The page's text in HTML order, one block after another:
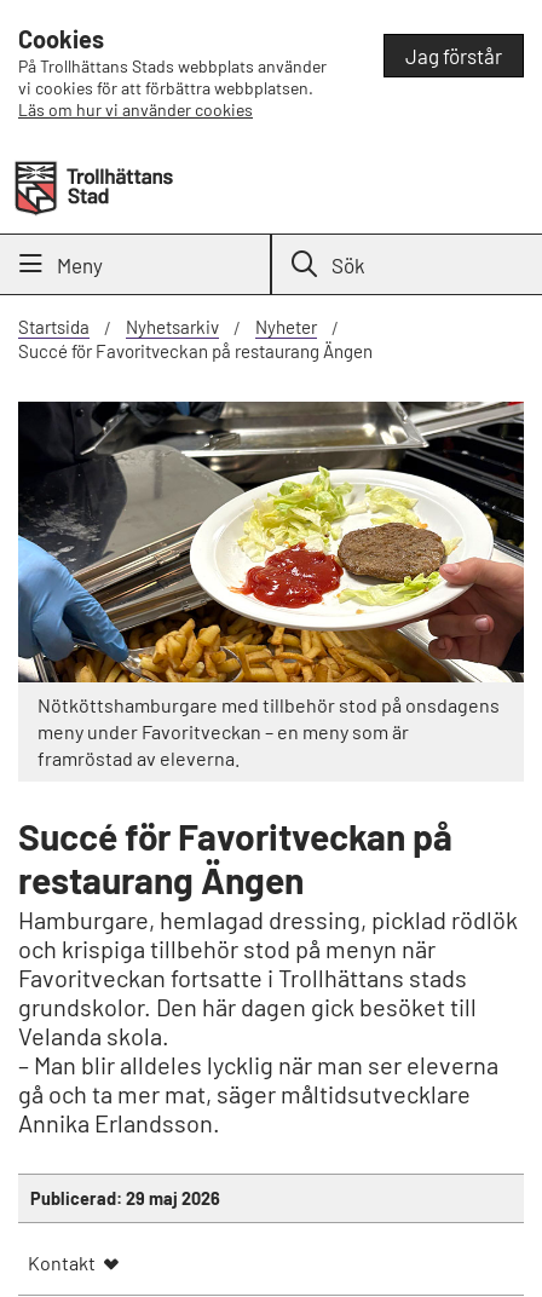
Cookies
På Trollhättans Stads webbplats använder
vi cookies för att förbättra webbplatsen.
Läs om hur vi använder cookies
Jag förstår
Meny Sök
Startsida Nyhetsarkiv
Nyheter
Succé för Favoritveckan på restaurang Ängen
Nötköttshamburgare med tillbehör stod på onsdagens
meny under Favoritveckan – en meny som är
framröstad av eleverna.
Succé för Favoritveckan på
restaurang Ängen
Hamburgare, hemlagad dressing, picklad rödlök
och krispiga tillbehör stod på menyn när
Favoritveckan fortsatte i Trollhättans stads
grundskolor. Den här dagen gick besöket till
Velanda skola.
– Man blir alldeles lycklig när man ser eleverna
gå och ta mer mat, säger måltidsutvecklare
Annika Erlandsson.
Publicerad: 29 maj 2026
Kontakt